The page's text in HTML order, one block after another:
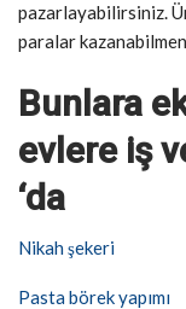
pazarlayabilirsiniz.
paralar
Bunlara
evlere iş
‘da
Nikah şekeri
Pasta börek yapımı